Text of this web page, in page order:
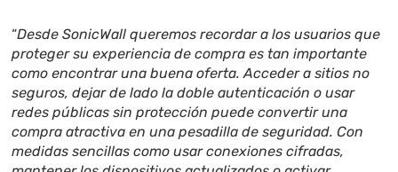
“Desde SonicWall queremos recordar a los usuarios que
proteger su experiencia de compra es tan importante
como encontrar una buena oferta. Acceder a sitios no
seguros, dejar de lado la doble autenticación o usar
redes públicas sin protección puede convertir una
compra atractiva en una pesadilla de seguridad. Con
medidas sencillas como usar conexiones cifradas,